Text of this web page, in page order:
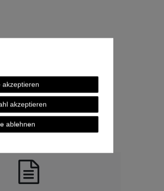
akzeptieren
akzeptieren
ablehnen